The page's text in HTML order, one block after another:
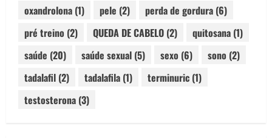
oxandrolona (1) pele (2) perda de gordura (6)
pré treino (2) QUEDA DE CABELO (2) quitosana (1)
saúde (20) saúde sexual (5) sexo (6) sono (2)
tadalafil (2) tadalafila (1) terminuric (1)
testosterona (3)